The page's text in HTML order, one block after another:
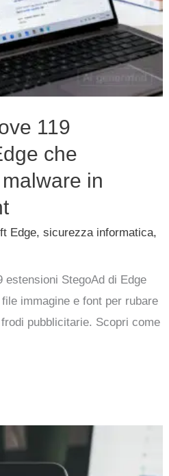
119
che
in
Edge,sicurezza informatica,
estensioni StegoAd di Edge
immagine e font per rubare
pubblicitarie. Scopri come